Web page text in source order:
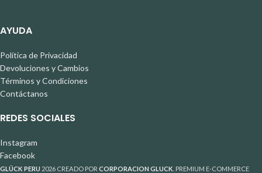
AYUDA
Política de Privacidad
Devoluciones y Cambios
Términos y Condiciones
Contáctanos
REDES SOCIALES
Instagram
Facebook
GLÜCK PERU 2026 CREADO POR CORPORACION GLUCK . PREMIUM E-COMMERCE